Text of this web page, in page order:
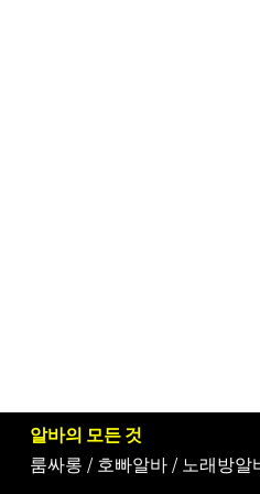
알바의 모든 것
룸싸롱 / 호빠알바 / 노래방알